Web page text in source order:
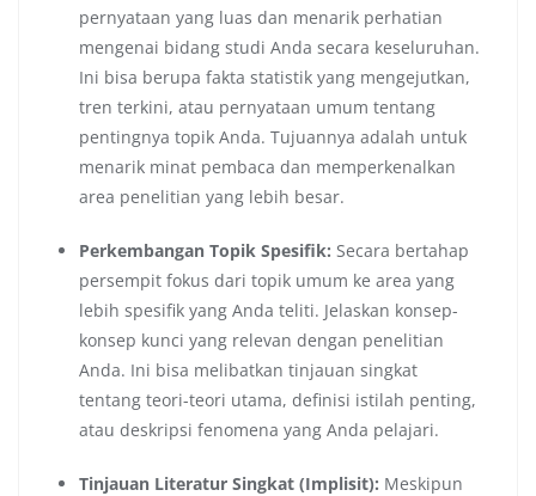
pernyataan yang luas dan menarik perhatian
mengenai bidang studi Anda secara keseluruhan.
Ini bisa berupa fakta statistik yang mengejutkan,
tren terkini, atau pernyataan umum tentang
pentingnya topik Anda. Tujuannya adalah untuk
menarik minat pembaca dan memperkenalkan
area penelitian yang lebih besar.
Perkembangan Topik Spesifik: Secara bertahap
persempit fokus dari topik umum ke area yang
lebih spesifik yang Anda teliti. Jelaskan konsep-
konsep kunci yang relevan dengan penelitian
Anda. Ini bisa melibatkan tinjauan singkat
tentang teori-teori utama, definisi istilah penting,
atau deskripsi fenomena yang Anda pelajari.
Tinjauan Literatur Singkat (Implisit): Meskipun